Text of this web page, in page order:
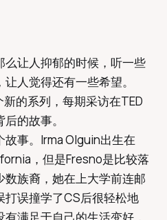
让人抑郁的时候，听一些
人觉得还有一些希望。
的系列，每期采访在TED
的故事。
事。Irma Olguin出生在
，但是Fresno是比较落
数族裔，她在上大学前连邮
误撞学了CS后很轻松地